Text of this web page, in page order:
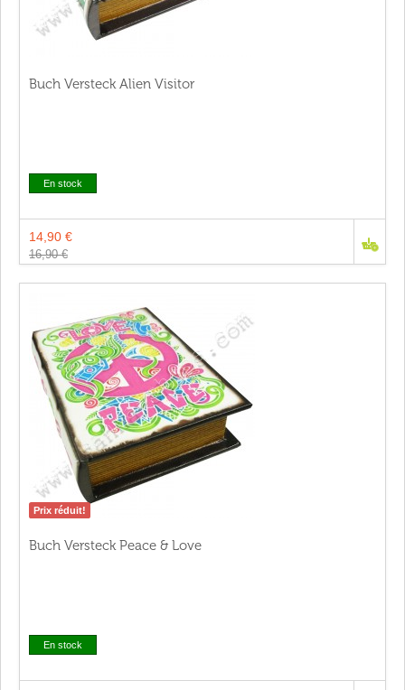
Buch Versteck Alien Visitor
En stock
14,90 €
16,90 €
Prix réduit!
Buch Versteck Peace & Love
En stock